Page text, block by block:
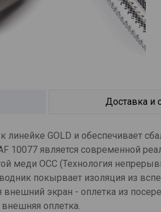
Доставка и
GOLD и обеспечивает
10077 является современной
меди OCC (Технология
покырвает изоляция из
внешний экран - оплетка из
оплетка.